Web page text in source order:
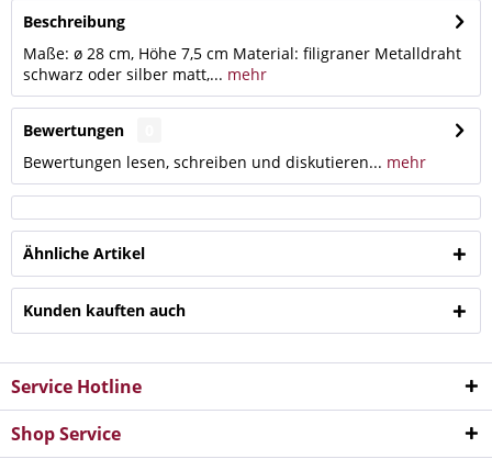
Beschreibung
Maße: ø 28 cm, Höhe 7,5 cm Material: filigraner Metalldraht
schwarz oder silber matt,... mehr
Bewertungen
Bewertungen lesen, schreiben und diskutieren... mehr
Ähnliche Artikel
Kunden kauften auch
Service Hotline
Shop Service